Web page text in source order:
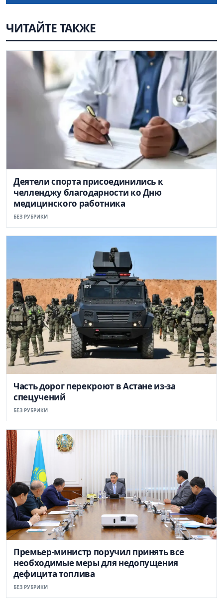
ЧИТАЙТЕ ТАКЖЕ
Деятели спорта присоединились к
челленджу благодарности ко Дню
медицинского работника
БЕЗ РУБРИКИ
Часть дорог перекроют в Астане из-за
спецучений
БЕЗ РУБРИКИ
Премьер-министр поручил принять все
необходимые меры для недопущения
дефицита топлива
БЕЗ РУБРИКИ